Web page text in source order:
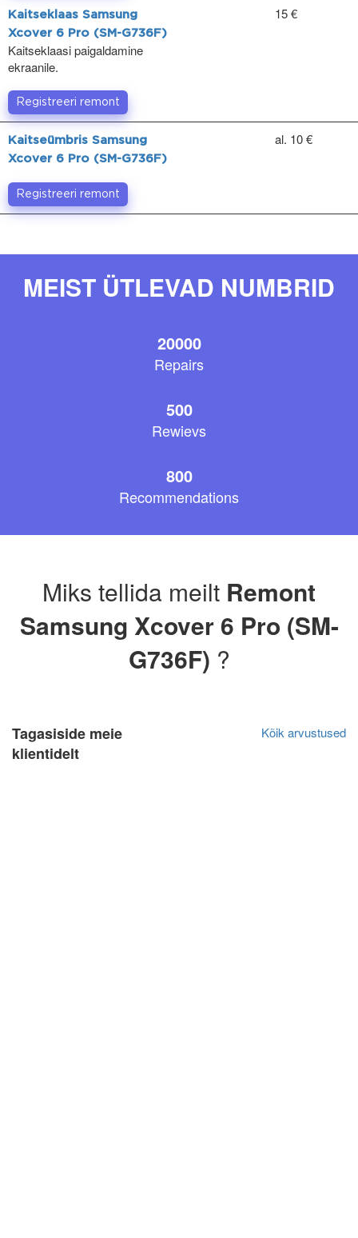
Kaitseklaas Samsung
Xcover 6 Pro (SM-G736F)
Kaitseklaasi paigaldamine
ekraanile.
15 €
Registreeri remont
Kaitseümbris Samsung
Xcover 6 Pro (SM-G736F)
al. 10 €
Registreeri remont
MEIST ÜTLEVAD NUMBRID
20000
Repairs
500
Rewievs
800
Recommendations
Miks tellida meilt Remont
Samsung Xcover 6 Pro (SM-
G736F) ?
Tagasiside meie
klientidelt
Kõik arvustused